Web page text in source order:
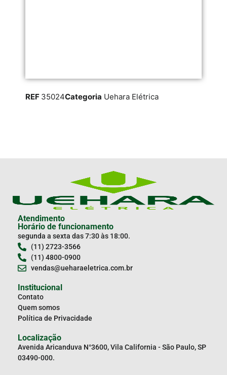
REF 35024Categoria Uehara Elétrica
Atendimento
Horário de funcionamento
segunda a sexta das 7:30 às 18:00.
(11) 2723-3566
(11) 4800-0900
vendas@ueharaeletrica.com.br
Institucional
Contato
Quem somos
Política de Privacidade
Localização
Avenida Aricanduva N°3600, Vila California - São Paulo, SP
03490-000.